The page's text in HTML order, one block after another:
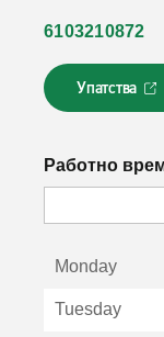
6103210872
Упатства
Л
и
к
с
Работно
Monday
Tuesday